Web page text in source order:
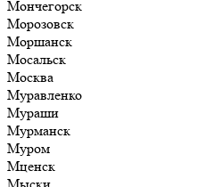
Мончегорск
Морозовск
Моршанск
Мосальск
Москва
Муравленко
Мураши
Мурманск
Муром
Мценск